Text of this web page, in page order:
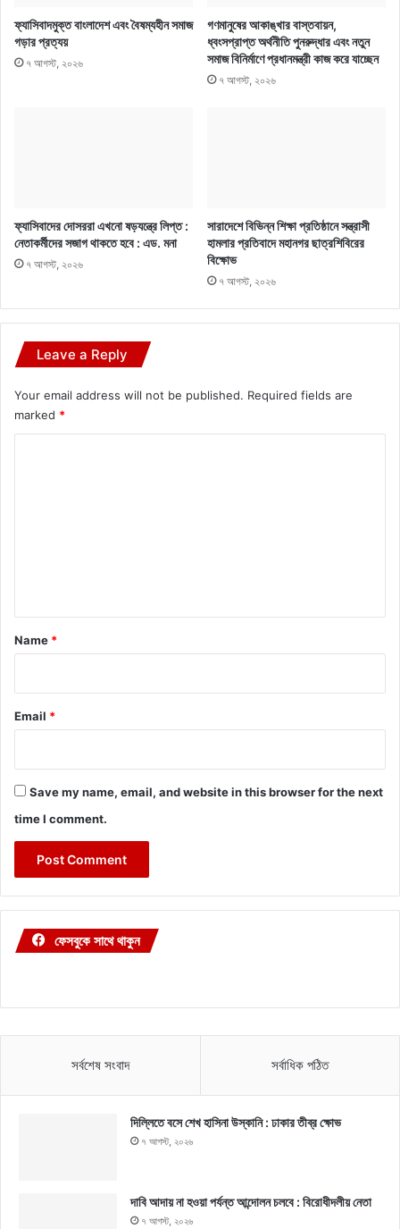
ফ্যাসিবাদমুক্ত বাংলাদেশ এবং বৈষম্যহীন সমাজ
গড়ার প্রত্যয়
৭ আগস্ট, ২০২৬
গণমানুষের আকাঙ্খার বাস্তবায়ন,
ধ্বংসপ্রাপ্ত অর্থনীতি পুনরুদ্ধার এবং নতুন
সমাজ বিনির্মাণে প্রধানমন্ত্রী কাজ করে যাচ্ছেন
৭ আগস্ট, ২০২৬
ফ্যাসিবাদের দোসররা এখনো ষড়যন্ত্রে লিপ্ত :
নেতাকর্মীদের সজাগ থাকতে হবে : এড. মনা
৭ আগস্ট, ২০২৬
সারাদেশে বিভিন্ন শিক্ষা প্রতিষ্ঠানে সন্ত্রাসী
হামলার প্রতিবাদে মহানগর ছাত্রশিবিরের
বিক্ষোভ
৭ আগস্ট, ২০২৬
Leave a Reply
Your email address will not be published. Required fields are
marked *
*
Name *
Email *
Save my name, email, and website in this browser for the next
time I comment.
ফেসবুকে সাথে থাকুন
সর্বশেষ সংবাদ সর্বাধিক পঠিত
দিল্লিতে বসে শেখ হাসিনা উস্কানি : ঢাকার তীব্র ক্ষোভ
৭ আগস্ট, ২০২৬
দাবি আদায় না হওয়া পর্যন্ত আন্দোলন চলবে : বিরোধীদলীয় নেতা
৭ আগস্ট, ২০২৬